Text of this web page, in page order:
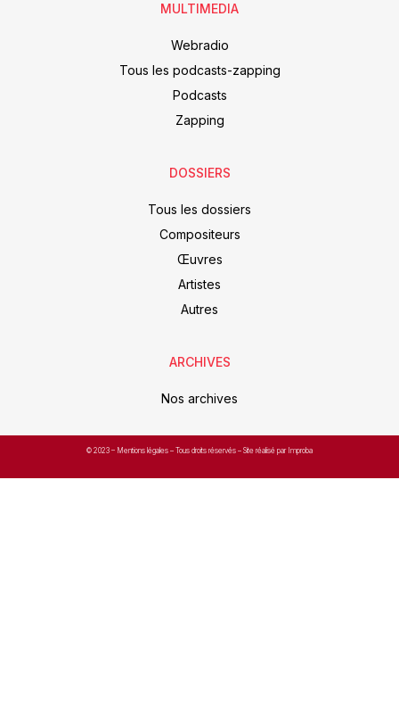
MULTIMEDIA
Webradio
Tous les podcasts-zapping
Podcasts
Zapping
DOSSIERS
Tous les dossiers
Compositeurs
Œuvres
Artistes
Autres
ARCHIVES
Nos archives
© 2023 – Mentions légales – Tous droits réservés – Site réalisé par Improba